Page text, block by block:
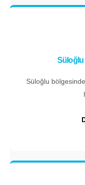
Süloğlu
Süloğlu